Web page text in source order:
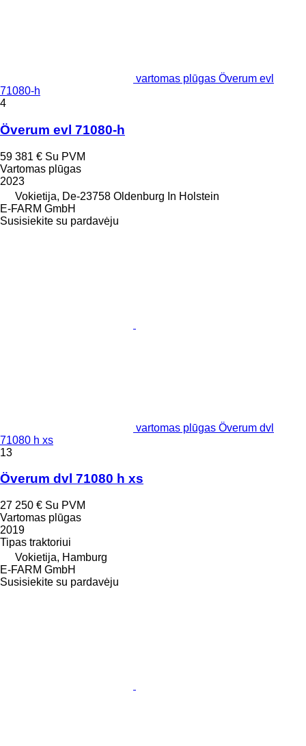
vartomas plūgas Överum evl
71080-h
4
Överum evl 71080-h
59 381 € Su PVM
Vartomas plūgas
2023
Vokietija, De-23758 Oldenburg In Holstein
E-FARM GmbH
Susisiekite su pardavėju
vartomas plūgas Överum dvl
71080 h xs
13
Överum dvl 71080 h xs
27 250 € Su PVM
Vartomas plūgas
2019
Tipas traktoriui
Vokietija, Hamburg
E-FARM GmbH
Susisiekite su pardavėju